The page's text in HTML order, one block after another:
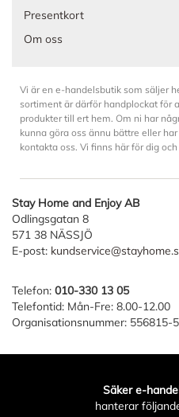
Presentkort
Om oss
Vi är en e-handelsbutik som säljer
sortiment är därför handplockat för
produkter till ert hem. Om ni har
kunna göra oss ännu bättre eller
kontakta oss. Vi finns här för dig
Stay Home and Enjoy AB
Odlingsgatan 8
571 38 NÄSSJÖ
E-post:
Telefon: 010-330 13 05
Telefontid: Mån-Fre: 8.00-12.00
Organisationsnummer: 556815-
Säker e-
hanterar